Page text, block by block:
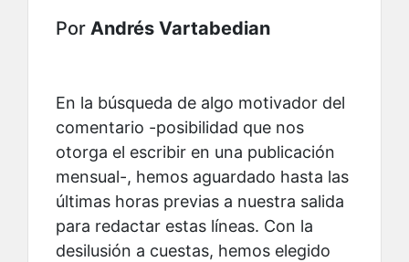
Por Andrés Vartabedian
En la búsqueda de algo motivador del
comentario -posibilidad que nos
otorga el escribir en una publicación
mensual-, hemos aguardado hasta las
últimas horas previas a nuestra salida
para redactar estas líneas. Con la
desilusión a cuestas, hemos elegido